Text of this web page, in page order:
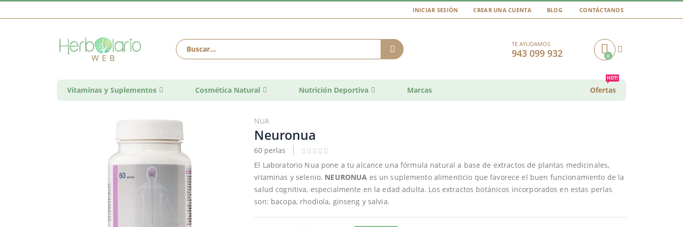
INICIAR SESIÓN CREAR UNA CUENTA BLOG CONTÁCTANOS
TE AYUDAMOS
943 099 932 Cart0
Vitaminas y Suplementos Cosmética Natural Nutrición Deportiva Marcas Ofertas
HOT!
NUA
Neuronua
60 perlas
El Laboratorio Nua pone a tu alcance una fórmula natural a base de extractos de plantas medicinales,
vitaminas y selenio. NEURONUA es un suplemento alimenticio que favorece el buen funcionamiento de la
salud cognitiva, especialmente en la edad adulta. Los extractos botánicos incorporados en estas perlas
son: bacopa, rhodiola, ginseng y salvia.